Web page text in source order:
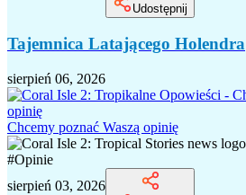
Udostępnij
Tajemnica Latającego Holendra
sierpień 06, 2026
Chcemy poznać Waszą opinię
#Opinie
sierpień 03, 2026